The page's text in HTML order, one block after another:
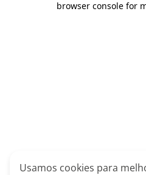
browser console for
Usamos cookies para